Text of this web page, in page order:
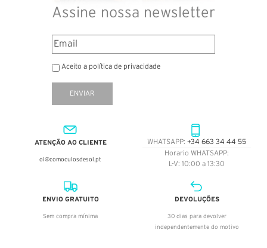
Assine nossa newsletter
Aceito a política de privacidade
ENVIAR
ATENÇÃO AO CLIENTE
oi@comoculosdesol.pt
WHATSAPP: +34 663 34 44 55
Horario WHATSAPP:
L-V: 10:00 a 13:30
ENVIO GRATUITO
Sem compra mínima
DEVOLUÇÕES
30 dias para devolver
independentemente do motivo